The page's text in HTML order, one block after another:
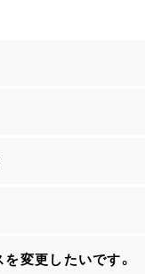
変更したいです。